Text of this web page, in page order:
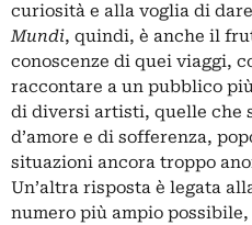
curiosità e alla voglia di
Mundi, quindi, è anche il
conoscenze di quei viaggi,
raccontare a un pubblico
di diversi artisti, quelle che
d’amore e di sofferenza,
situazioni ancora troppo
Un’altra risposta è legata
numero più ampio possibile,